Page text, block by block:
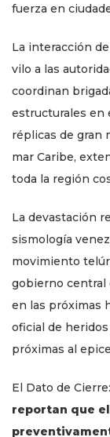
fuerza en
La interacción
vilo a las
coordinan
estructurales en
réplicas de gran
mar Caribe,
toda la región
La devastación
sismología
movimiento
gobierno central
en las próximas
oficial de
próximas al
El Dato de Cierre:
reportan que